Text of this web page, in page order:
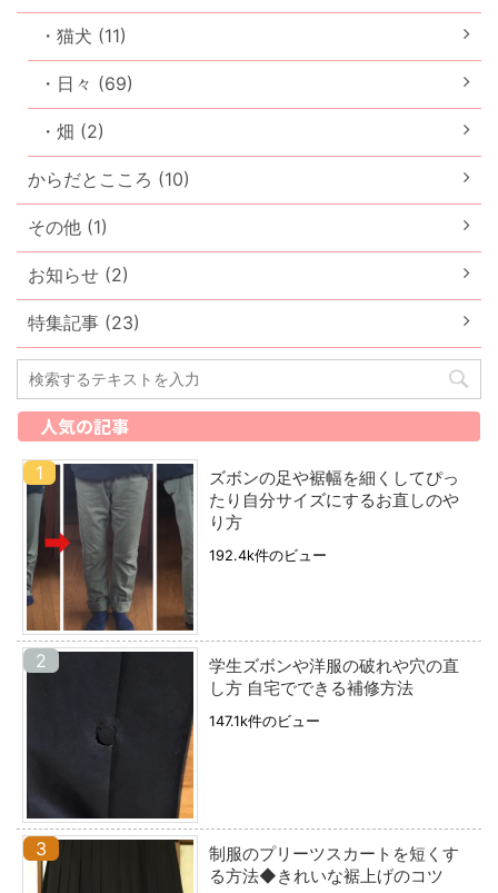
・猫犬 (11)
・日々 (69)
・畑 (2)
からだとこころ (10)
その他 (1)
お知らせ (2)
特集記事 (23)
人気の記事
ズボンの足や裾幅を細くしてぴっ
たり自分サイズにするお直しのや
り方
192.4k件のビュー
学生ズボンや洋服の破れや穴の直
し方 自宅でできる補修方法
147.1k件のビュー
制服のプリーツスカートを短くす
る方法◆きれいな裾上げのコツ